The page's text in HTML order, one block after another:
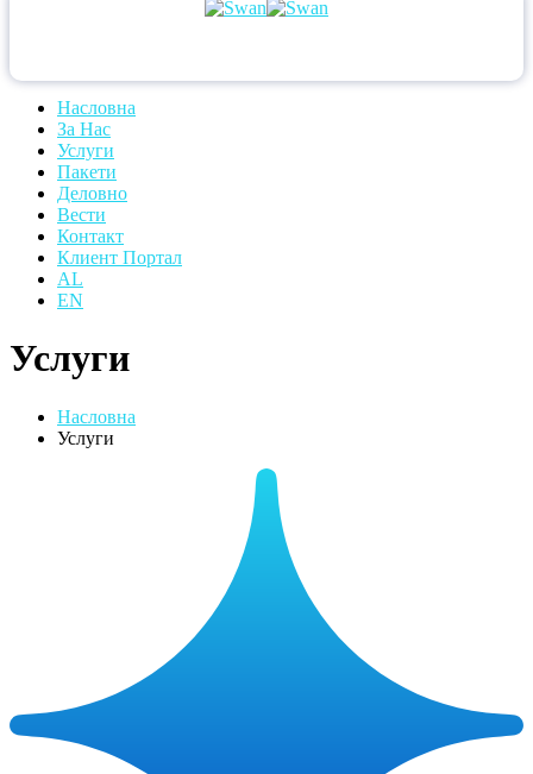
Насловна
За Нас
Услуги
Пакети
Деловно
Вести
Контакт
Клиент Портал
AL
EN
Услуги
Насловна
Услуги